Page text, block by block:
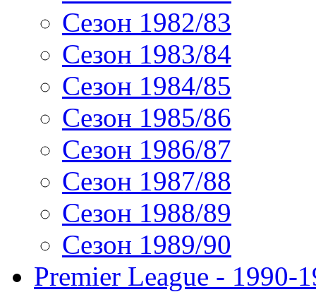
Сезон 1982/83
Сезон 1983/84
Сезон 1984/85
Сезон 1985/86
Сезон 1986/87
Сезон 1987/88
Сезон 1988/89
Сезон 1989/90
Premier League - 1990-